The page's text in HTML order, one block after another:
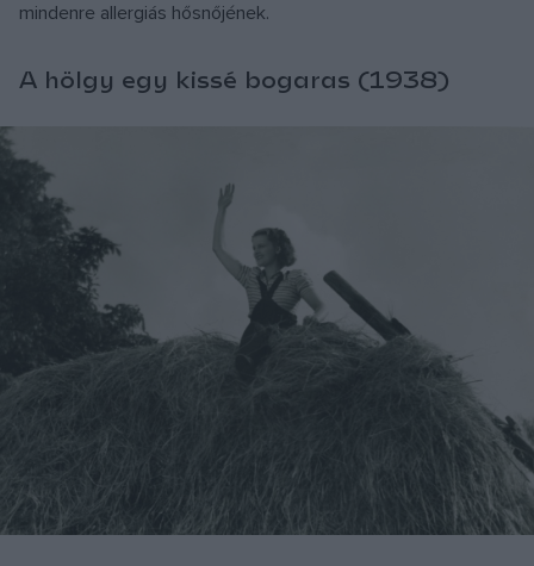
mindenre allergiás hősnőjének.
A hölgy egy kissé bogaras (1938)